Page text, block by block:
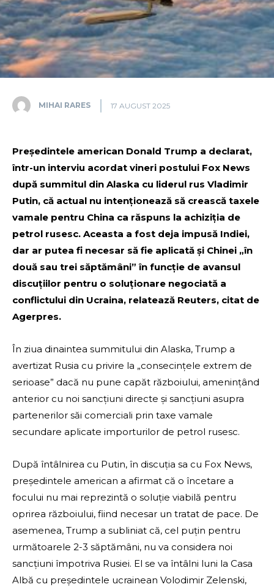
MIHAI RARES 17 AUGUST 2025
Președintele american Donald Trump a declarat,
într-un interviu acordat vineri postului Fox News
după summitul din Alaska cu liderul rus Vladimir
Putin, că actual nu intenționează să crească taxele
vamale pentru China ca răspuns la achiziția de
petrol rusesc. Aceasta a fost deja impusă Indiei,
dar ar putea fi necesar să fie aplicată și Chinei „în
două sau trei săptămâni” în funcție de avansul
discuțiilor pentru o soluționare negociată a
conflictului din Ucraina, relatează Reuters, citat de
Agerpres.
În ziua dinaintea summitului din Alaska, Trump a
avertizat Rusia cu privire la „consecințele extrem de
serioase” dacă nu pune capăt războiului, amenințând
anterior cu noi sancțiuni directe și sancțiuni asupra
partenerilor săi comerciali prin taxe vamale
secundare aplicate importurilor de petrol rusesc.
După întâlnirea cu Putin, în discuția sa cu Fox News,
președintele american a afirmat că o încetare a
focului nu mai reprezintă o soluție viabilă pentru
oprirea războiului, fiind necesar un tratat de pace. De
asemenea, Trump a subliniat că, cel puțin pentru
următoarele 2-3 săptămâni, nu va considera noi
sancțiuni împotriva Rusiei. El se va întâlni luni la Casa
Albă cu președintele ucrainean Volodimir Zelenski,